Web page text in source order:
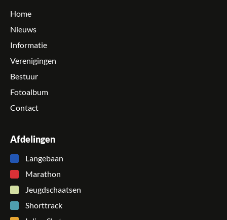
Home
Nieuws
Informatie
Verenigingen
Bestuur
Fotoalbum
Contact
Afdelingen
Langebaan
Marathon
Jeugdschaatsen
Shorttrack